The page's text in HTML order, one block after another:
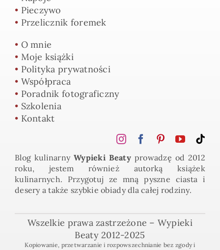
• Pieczywo
• Przelicznik foremek
• O mnie
• Moje książki
• Polityka prywatności
• Współpraca
• Poradnik fotograficzny
• Szkolenia
• Kontakt
Blog kulinarny Wypieki Beaty prowadzę od 2012
roku, jestem również autorką książek
kulinarnych. Przygotuj ze mną pyszne ciasta i
desery a także szybkie obiady dla całej rodziny.
Wszelkie prawa zastrzeżone – Wypieki
Beaty 2012-2025
Kopiowanie, przetwarzanie i rozpowszechnianie bez zgody i